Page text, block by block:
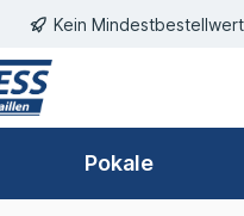
springen
Kein Mindestbestellwert
Pokale